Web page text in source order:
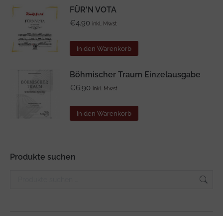
FÜR'N VOTA
€4.90 inkl. Mwst
In den Warenkorb
Böhmischer Traum Einzelausgabe
€6.90 inkl. Mwst
In den Warenkorb
Produkte suchen